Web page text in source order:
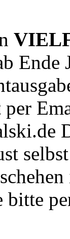
Ende
bitte